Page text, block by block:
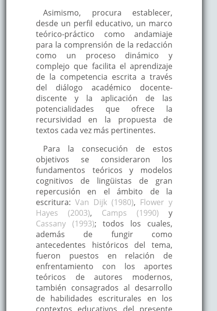
Asimismo, procura establecer,
desde un perfil educativo, un marco
teórico-práctico como andamiaje
para la comprensión de la redacción
como un proceso dinámico y
complejo que facilita el aprendizaje
de la competencia escrita a través
del diálogo académico docente-
discente y la aplicación de las
potencialidades que ofrece la
recursividad en la propuesta de
textos cada vez más pertinentes.
Para la consecución de estos
objetivos se consideraron los
fundamentos teóricos y modelos
cognitivos de lingüistas de gran
repercusión en el ámbito de la
escritura: Van Dijk (1980), Flower y
Hayes (2003), Camps (1990) y
Cassany (1993); todos los cuales,
además de fungir como
antecedentes históricos del tema,
fueron puestos en relación de
enfrentamiento con los aportes
teóricos de autores modernos,
también consagrados al desarrollo
de habilidades escriturales en los